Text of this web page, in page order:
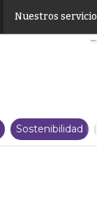
Nuestros
Sostenibilidad